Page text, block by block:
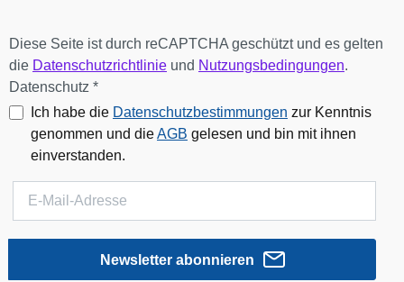
Diese Seite ist durch reCAPTCHA geschützt und es gelten
die Datenschutzrichtlinie und Nutzungsbedingungen.
Datenschutz *
Ich habe die Datenschutzbestimmungen zur Kenntnis
genommen und dieAGB gelesen und bin mit ihnen
einverstanden.
Newsletter abonnieren